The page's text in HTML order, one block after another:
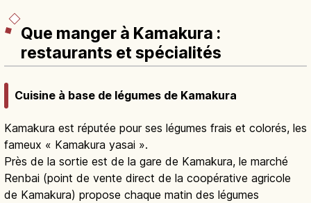
Que manger à Kamakura :
restaurants et spécialités
Cuisine à base de légumes de Kamakura
Kamakura est réputée pour ses légumes frais et colorés, les
fameux « Kamakura yasai ».
Près de la sortie est de la gare de Kamakura, le marché
Renbai (point de vente direct de la coopérative agricole
de Kamakura) propose chaque matin des légumes